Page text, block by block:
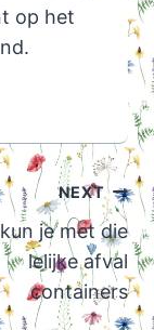
op het
NEXT
je met die
lelijke afval
containers